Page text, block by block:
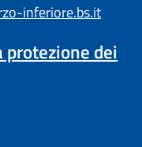
inferiore.bs.it
protezione dei